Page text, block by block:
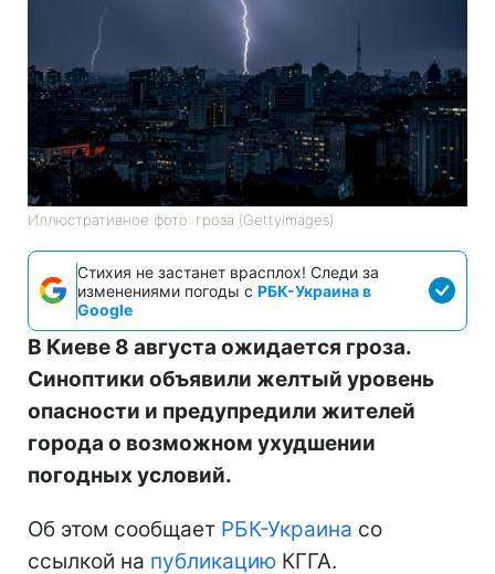
Иллюстративное фото: гроза (GettyImages)
Стихия не застанет врасплох! Следи за
изменениями погоды с РБК-Украина в
Google
В Киеве 8 августа ожидается гроза.
Синоптики объявили желтый уровень
опасности и предупредили жителей
города о возможном ухудшении
погодных условий.
Об этом сообщает РБК-Украина со
ссылкой на публикацию КГГА.